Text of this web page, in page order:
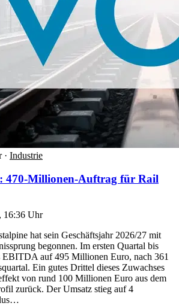
· Industrie
470-Millionen-Auftrag für Rail
16:36 Uhr
hat sein Geschäftsjahr 2026/27 mit
begonnen. Im ersten Quartal bis
EBITDA auf 495 Millionen Euro, nach 361
Ein gutes Drittel dieses Zuwachses
von rund 100 Millionen Euro aus dem
zurück. Der Umsatz stieg auf 4